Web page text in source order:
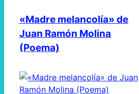
«Madre melancolía» de
Juan Ramón Molina
(Poema)